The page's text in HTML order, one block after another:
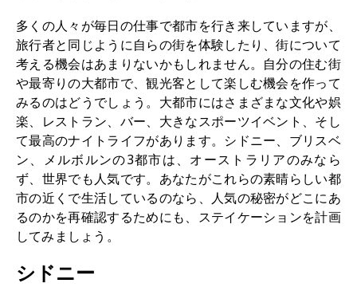
多くの人々が毎日の仕事で都市を行き来していますが、
旅行者と同じように自らの街を体験したり、街について
考える機会はあまりないかもしれません。自分の住む街
や最寄りの大都市で、観光客として楽しむ機会を作って
みるのはどうでしょう。大都市にはさまざまな文化や娯
楽、レストラン、バー、大きなスポーツイベント、そし
て最高のナイトライフがあります。シドニー、ブリスベ
ン、メルボルンの3都市は、オーストラリアのみなら
ず、世界でも人気です。あなたがこれらの素晴らしい都
市の近くで生活しているのなら、人気の秘密がどこにあ
るのかを再確認するためにも、ステイケーションを計画
してみましょう。
シドニー